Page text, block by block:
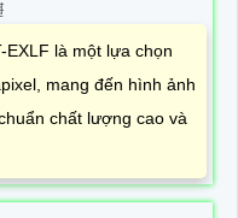
EXLF là một lựa chọn
mang đến hình ảnh
chất lượng cao và